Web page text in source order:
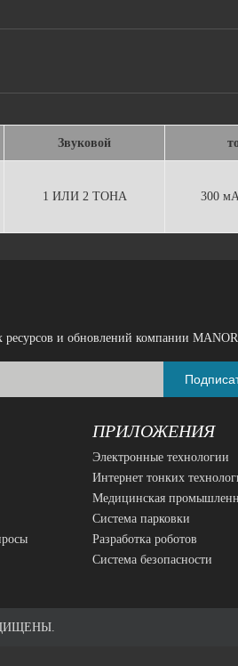
Звуковой
1 ИЛИ 2 ТОНА 300
ресурсов и обновлений компании
ПРИЛОЖЕНИЯ
Электронные технологии
Интернет тонких
Медицинская
Система парковки
Разработка роботов
Система безопасности